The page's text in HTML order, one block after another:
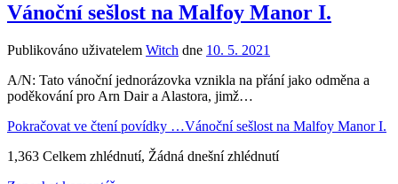
Vánoční sešlost na Malfoy Manor I.
Publikováno uživatelem Witch dne 10. 5. 2021
A/N: Tato vánoční jednorázovka vznikla na přání jako odměna a
poděkování pro Arn Dair a Alastora, jimž…
Pokračovat ve čtení povídky …Vánoční sešlost na Malfoy Manor I.
1,363 Celkem zhlédnutí, Žádná dnešní zhlédnutí